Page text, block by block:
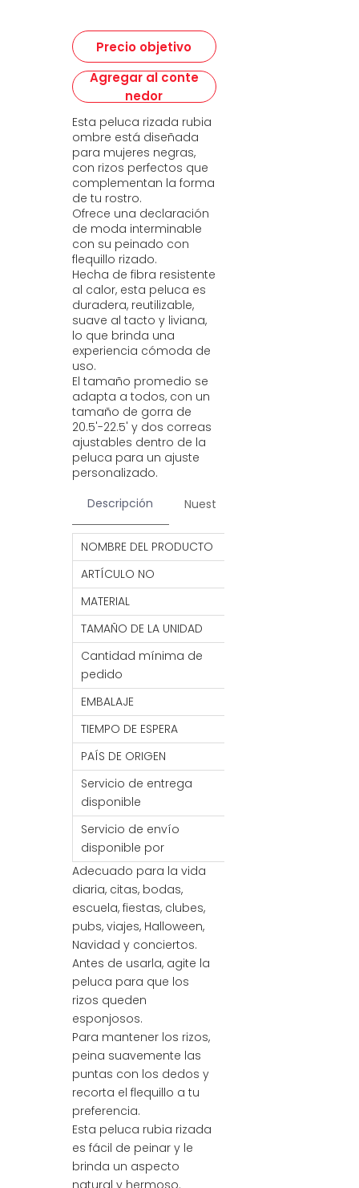
Precio objetivo
Agregar al conte
nedor
Esta peluca rizada rubia
ombre está diseñada
para mujeres negras,
con rizos perfectos que
complementan la forma
de tu rostro.
Ofrece una declaración
de moda interminable
con su peinado con
flequillo rizado.
Hecha de fibra resistente
al calor, esta peluca es
duradera, reutilizable,
suave al tacto y liviana,
lo que brinda una
experiencia cómoda de
uso.
El tamaño promedio se
adapta a todos, con un
tamaño de gorra de
20.5'-22.5' y dos correas
ajustables dentro de la
peluca para un ajuste
personalizado.
Descripción
Nuestros servicios
NOMBRE DEL PRODUCTO
ARTÍCULO NO
MATERIAL
TAMAÑO DE LA UNIDAD
Cantidad mínima de
pedido
EMBALAJE
TIEMPO DE ESPERA
PAÍS DE ORIGEN
Servicio de entrega
disponible
Servicio de envío
disponible por
Adecuado para la vida
diaria, citas, bodas,
escuela, fiestas, clubes,
pubs, viajes, Halloween,
Navidad y conciertos.
Antes de usarla, agite la
peluca para que los
rizos queden
esponjosos.
Para mantener los rizos,
peina suavemente las
puntas con los dedos y
recorta el flequillo a tu
preferencia.
Esta peluca rubia rizada
es fácil de peinar y le
brinda un aspecto
natural y hermoso.